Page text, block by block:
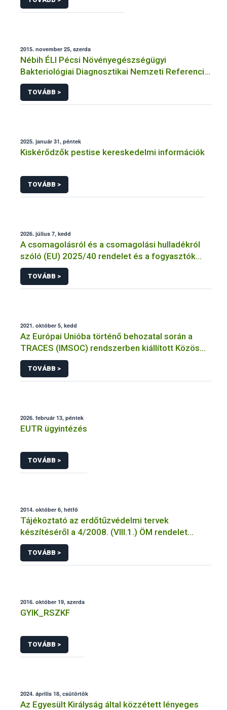
2015. november 25, szerda
Nébih ÉLI Pécsi Növényegészségügyi
Bakteriológiai Diagnosztikai Nemzeti Referencia
Laboratórium
TOVÁBB >
2025. január 31, péntek
Kiskérődzők pestise kereskedelmi információk
TOVÁBB >
2026. július 7, kedd
A csomagolásról és a csomagolási hulladékról
szóló (EU) 2025/40 rendelet és a fogyasztók
élelmiszerekkel kapcsolatos tájékoztatásáról
szóló 1169/2011/EU rendelet jelölési
kötelezettségeinek összehangolásáról szóló
TOVÁBB >
2021. október 5, kedd
Az Európai Unióba történő behozatal során a
TRACES (IMSOC) rendszerben kiállított Közös
Egészségügyi Beléptetési Okmány: KEBO-D
(angolul: CHEDD) használata
TOVÁBB >
2026. február 13, péntek
EUTR ügyintézés
TOVÁBB >
2014. október 6, hétfő
Tájékoztató az erdőtűzvédelmi tervek
készítéséről a 4/2008. (VIII.1.) ÖM rendelet
előírásai alapján
TOVÁBB >
2016. október 19, szerda
GYIK_RSZKF
TOVÁBB >
2024. április 18, csütörtök
Az Egyesült Királyság által közzétett lényeges